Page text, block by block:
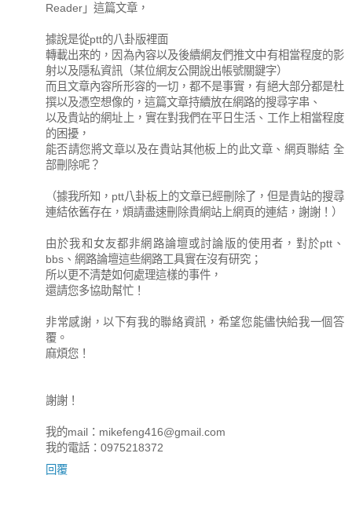
Reader」這篇文章，
據說是從ptt的八卦版裡面
轉載出來的，因為內容以及後續網友們推文中有相當程度的影
射以及隱私資訊（某位網友公開說出帳號關鍵字）
而且文章內容所形容的一切，都不是事實，有絕大部分都是杜
撰以及憑空想像的，這篇文章持續放在網路的搜尋字串、
以及貴站的網址上，實在對我們在平日生活、工作上相當程度
的困擾，
能否請您將文章以及在貴站其他板上的此文章、網頁聯結 全
部刪除呢？
（據我所知，ptt八卦板上的文章已經刪除了，但是貴站的搜尋
連結依舊存在，煩請盡速刪除貴網站上網頁的連結，謝謝！）
由於我和女友都非網路論壇或討論版的使用者，對於ptt、
bbs、網路論壇這些網路工具實在沒有研究；
所以更不清楚如何處理這樣的事件，
還請您多協助幫忙！
非常感謝，以下有我的聯絡資訊，希望您能儘快給我一個答
覆。
麻煩您！
謝謝！
我的mail： mikefeng416@gmail.com
我的電話：0975218372
回覆